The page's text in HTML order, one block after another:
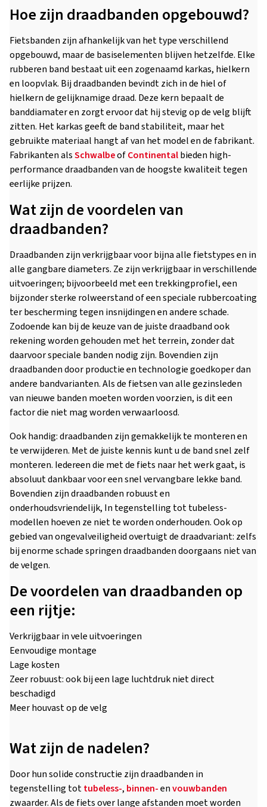
Hoe zijn draadbanden opgebouwd?
Fietsbanden zijn afhankelijk van het type verschillend
opgebouwd, maar de basiselementen blijven hetzelfde. Elke
rubberen band bestaat uit een zogenaamd karkas, hielkern
en loopvlak. Bij draadbanden bevindt zich in de hiel of
hielkern de gelijknamige draad. Deze kern bepaalt de
banddiamater en zorgt ervoor dat hij stevig op de velg blijft
zitten. Het karkas geeft de band stabiliteit, maar het
gebruikte materiaal hangt af van het model en de fabrikant.
Fabrikanten alsSchwalbeofContinentalbieden high-
performance draadbanden van de hoogste kwaliteit tegen
eerlijke prijzen.
Wat zijn de voordelen van
draadbanden?
Draadbanden zijn verkrijgbaar voor bijna alle fietstypes en in
alle gangbare diameters. Ze zijn verkrijgbaar in verschillende
uitvoeringen; bijvoorbeeld met een trekkingprofiel, een
bijzonder sterke rolweerstand of een speciale rubbercoating
ter bescherming tegen insnijdingen en andere schade.
Zodoende kan bij de keuze van de juiste draadband ook
rekening worden gehouden met het terrein, zonder dat
daarvoor speciale banden nodig zijn. Bovendien zijn
draadbanden door productie en technologie goedkoper dan
andere bandvarianten. Als de fietsen van alle gezinsleden
van nieuwe banden moeten worden voorzien, is dit een
factor die niet mag worden verwaarloosd.
Ook handig: draadbanden zijn gemakkelijk te monteren en
te verwijderen. Met de juiste kennis kunt u de band snel zelf
monteren. Iedereen die met de fiets naar het werk gaat, is
absoluut dankbaar voor een snel vervangbare lekke band.
Bovendien zijn draadbanden robuust en
onderhoudsvriendelijk, In tegenstelling tot tubeless-
modellen hoeven ze niet te worden onderhouden. Ook op
gebied van ongevalveiligheid overtuigt de draadvariant: zelfs
bij enorme schade springen draadbanden doorgaans niet van
de velgen.
De voordelen van draadbanden op
een rijtje:
Verkrijgbaar in vele uitvoeringen
Eenvoudige montage
Lage kosten
Zeer robuust: ook bij een lage luchtdruk niet direct
beschadigd
Meer houvast op de velg
Wat zijn de nadelen?
Door hun solide constructie zijn draadbanden in
tegenstelling tottubeless-, binnen-envouwbanden
zwaarder. Als de fiets over lange afstanden moet worden